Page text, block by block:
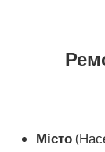
Місто